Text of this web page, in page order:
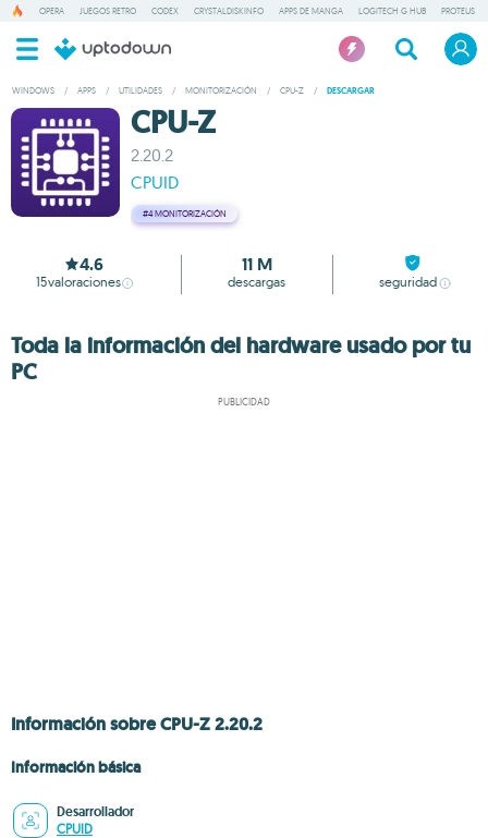
OPERA JUEGOS RETRO CODEX CRYSTALDISKINFO APPS DE MANGA LOGITECH G HUB PROTEUS
WINDOWS / APPS / UTILIDADES / MONITORIZACIÓN / CPU-Z / DESCARGAR
CPU-Z
2.20.2
CPUID
#4MONITORIZACIÓN
4.6
15valoraciones
11 M
descargas seguridad
Toda la información del hardware usado por tu
PC
PUBLICIDAD
Información sobre CPU-Z 2.20.2
Información básica
Desarrollador
CPUID